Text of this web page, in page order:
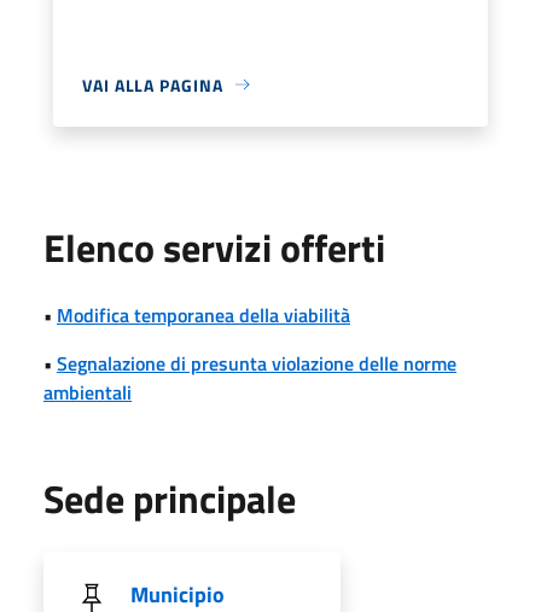
VAI ALLA PAGINA
Elenco servizi offerti
• Modifica temporanea della viabilità
• Segnalazione di presunta violazione delle norme
ambientali
Sede principale
Municipio